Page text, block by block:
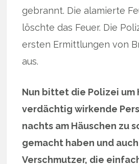
gebrannt. Die alamierte
löschte das Feuer. Die
ersten Ermittlungen von
aus.
Nun bittet die Polizei um
verdächtig wirkende
nachts am Häuschen zu
gemacht haben und
Verschmutzer, die